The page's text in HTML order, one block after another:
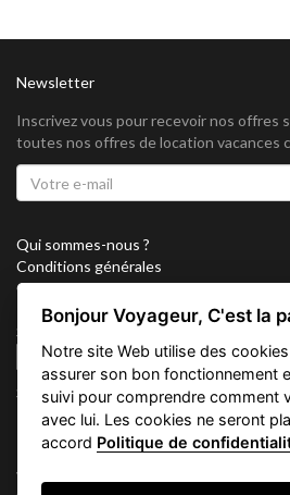
Newsletter
Inscrivez vous pour recevoir nos offres
toutes nos offres de location vacances
Qui sommes-nous ?
Conditions générales
Confidentialité
Partenariat
Sitemap
Cookies
Suivez nous sur
Vacation Key Corp. 2905 Point East
Bonjour Voyageur, C'est la
Notre site Web utilise des
assurer son bon fonctionnement
suivi pour comprendre comment
avec lui. Les cookies ne seront
accord Politique de